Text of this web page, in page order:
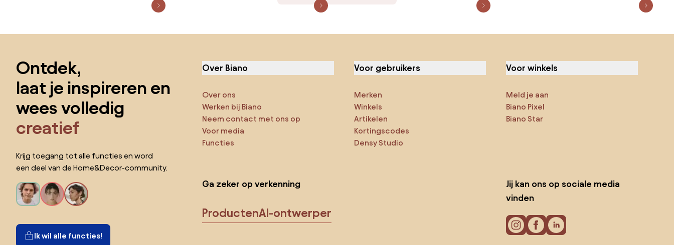
Ontdek,
laat je inspireren en
wees volledig
creatief
Krijg toegang tot alle functies en word
een deel van de Home&Decor-community.
Ik wil alle functies!
Over Biano
Over ons
Werken bij Biano
Neem contact met ons op
Voor media
Functies
Voor gebruikers
Merken
Winkels
Artikelen
Kortingscodes
Densy Studio
Voor winkels
Meld je aan
Biano Pixel
Biano Star
Ga zeker op verkenning
ProductenAI-ontwerper
Jij kan ons op sociale media
vinden